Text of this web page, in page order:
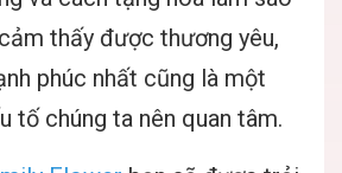
thấy được thương yêu,
phúc nhất cũng là một
tố chúng ta nên quan tâm.